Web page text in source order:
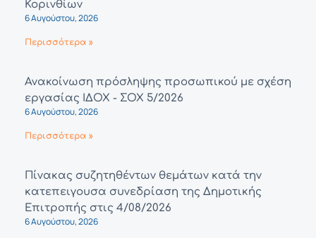
Κορινθίων
6 Αυγούστου, 2026
Περισσότερα »
Ανακοίνωση πρόσληψης προσωπικού με σχέση
εργασίας ΙΔΟΧ - ΣΟΧ 5/2026
6 Αυγούστου, 2026
Περισσότερα »
Πίνακας συζητηθέντων θεμάτων κατά την
κατεπειγουσα συνεδρίαση της Δημοτικής
Επιτροπής στις 4/08/2026
6 Αυγούστου, 2026